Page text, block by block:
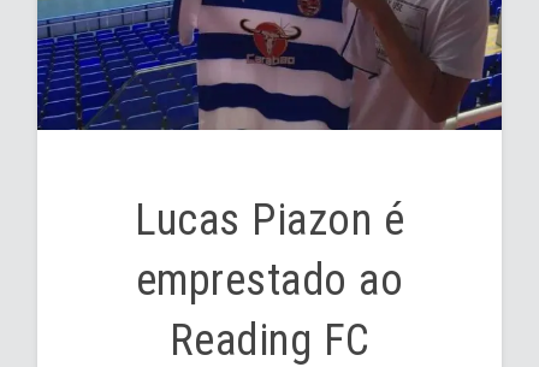
Lucas Piazon é
emprestado ao
Reading FC